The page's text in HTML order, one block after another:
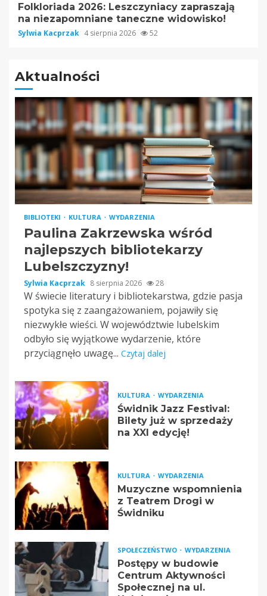
Folkloriada 2026: Leszczyniacy zapraszają
na niezapomniane taneczne widowisko!
Sylwia Kacprzak 4 sierpnia 2026 52
Aktualności
BIBLIOTEKI KULTURA WYDARZENIA
Paulina Zakrzewska wśród
najlepszych bibliotekarzy
Lubelszczyzny!
Sylwia Kacprzak 8 sierpnia 2026 28
W świecie literatury i bibliotekarstwa, gdzie pasja
spotyka się z zaangażowaniem, pojawiły się
niezwykłe wieści. W województwie lubelskim
odbyło się wyjątkowe wydarzenie, które
przyciągnęło uwagę... Czytaj dalej
KULTURA WYDARZENIA
Świdnik Jazz Festival:
Bilety już w sprzedaży
na XXI edycję!
KULTURA WYDARZENIA
Muzyczne wspomnienia
z Teatrem Drogi w
Świdniku
SPOŁECZEŃSTWO WYDARZENIA
Postępy w budowie
Centrum Aktywności
Społecznej na ul.